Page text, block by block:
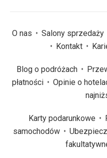
O nas Salony sprzedaży
Kontakt
Blog o podróżach
płatności
Opinie o
Karty podarunkowe
samochodów